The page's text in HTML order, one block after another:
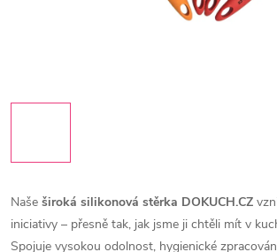
Naše široká silikonová stěrka DOKUCH.CZ
iniciativy – přesně tak, jak jsme ji chtěli mít v
Spojuje vysokou odolnost, hygienické